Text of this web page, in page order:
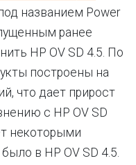
названием Power
ранее
HP OV SD 4.5. По
построены на
что дает прирост
с HP OV SD
некоторыми
в HP OV SD 4.5.